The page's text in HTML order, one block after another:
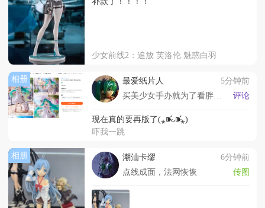
少女前线2：追放 芙洛伦 魅惑白羽
相册 最爱纸片人
5分钟前
买美少女手办就为了看胖次的LSP
评论
现在真的要再版了(⁎⁍̴̛ᴗ⁍̴̛⁎)
吓我一跳
相册 潮汕卡缪
6分钟前
点线成面，法网恢恢
传图